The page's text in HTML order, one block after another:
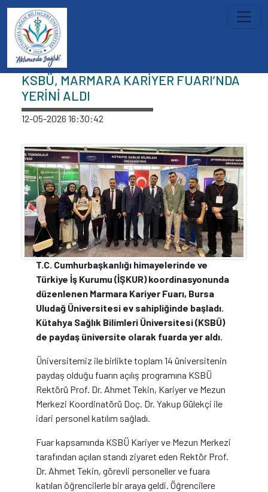
İçeriğe atla
Haberler
KSBÜ, MARMARA KARİYER FUARI’NDA
YERİNİ ALDI
12-05-2026 16:30:42
T.C. Cumhurbaşkanlığı himayelerinde ve
Türkiye İş Kurumu (İŞKUR) koordinasyonunda
düzenlenen Marmara Kariyer Fuarı, Bursa
Uludağ Üniversitesi ev sahipliğinde başladı.
Kütahya Sağlık Bilimleri Üniversitesi (KSBÜ)
de paydaş üniversite olarak fuarda yer aldı.
Üniversitemiz ile birlikte toplam 14 üniversitenin
paydaş olduğu fuarın açılış programına KSBÜ
Rektörü Prof. Dr. Ahmet Tekin, Kariyer ve Mezun
Merkezi Koordinatörü Doç. Dr. Yakup Gülekçi ile
idari personel katılım sağladı.
Fuar kapsamında KSBÜ Kariyer ve Mezun Merkezi
tarafından açılan standı ziyaret eden Rektör Prof.
Dr. Ahmet Tekin, görevli personeller ve fuara
katılan öğrencilerle bir araya geldi. Öğrencilere